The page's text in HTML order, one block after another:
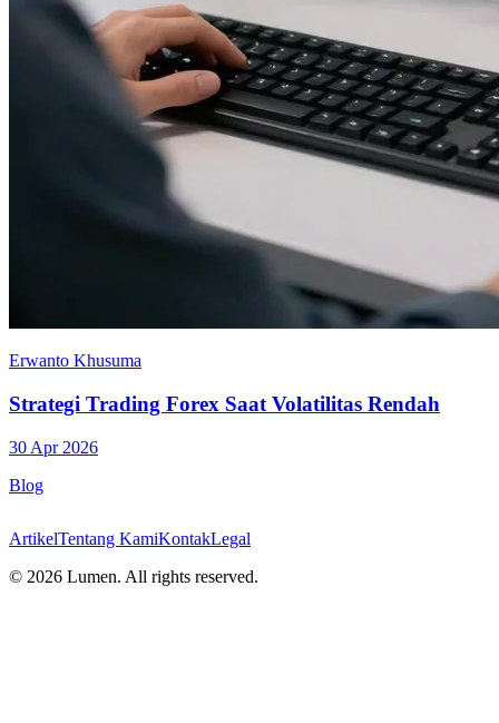
Erwanto Khusuma
Strategi Trading Forex Saat Volatilitas Rendah
30 Apr 2026
Blog
ArtikelTentang KamiKontakLegal
© 2026 Lumen. All rights reserved.